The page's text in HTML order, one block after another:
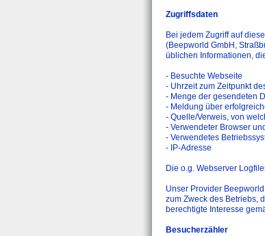
Zugriffsdaten
Bei jedem Zugriff auf
(Beepworld GmbH,
üblichen Informationen,
- Besuchte Webseite
- Uhrzeit zum Zeitpunkt
- Menge der gesendeten
- Meldung über
- Quelle/Verweis, von
- Verwendeter Browser
- Verwendetes
- IP-Adresse
Die o.g. Webserver
Unser Provider
zum Zweck des Betriebs,
berechtigte Interesse
Besucherzähler